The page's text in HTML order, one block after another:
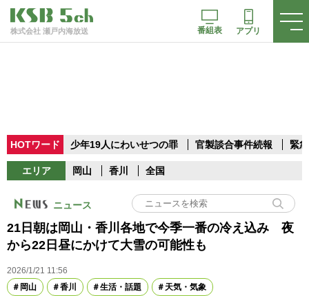
株式会社 瀬戸内海放送 番組表 アプリ
HOTワード 少年19人にわいせつの罪 官製談合事件続報 緊
エリア 岡山 香川 全国
ニュース
21日朝は岡山・香川各地で今季一番の冷え込み 夜
から22日昼にかけて大雪の可能性も
2026/1/21 11:56
岡山
香川 生活・話題 天気・気象